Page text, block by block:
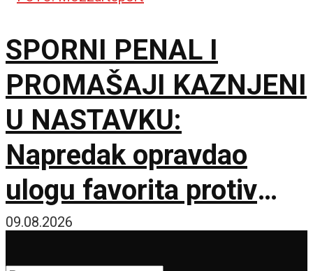
SPORNI PENAL I
PROMAŠAJI KAZNJENI
U NASTAVKU:
Napredak opravdao
ulogu favorita protiv
novajlije u prvenstvu!
09.08.2026